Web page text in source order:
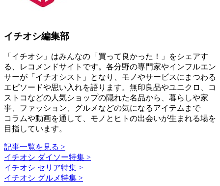
イチオシ編集部
「イチオシ」はみんなの「買って良かった！」をシェアす
る、レコメンドサイトです。各分野の専門家やインフルエン
サーが「イチオシスト」となり、モノやサービスにまつわる
エピソードや思い入れを語ります。無印良品やユニクロ、コ
ストコなどの人気ショップの隠れた名品から、暮らしや家
事、ファッション、グルメなどの気になるアイテムまで――
コラムや動画を通して、モノとヒトの出会いが生まれる場を
目指しています。
記事一覧を見る >
イチオシ ダイソー特集 >
イチオシ セリア特集 >
イチオシ グルメ特集 >